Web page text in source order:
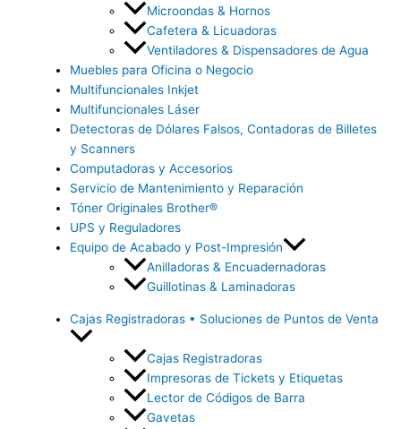
Microondas & Hornos
Cafetera & Licuadoras
Ventiladores & Dispensadores de Agua
Muebles para Oficina o Negocio
Multifuncionales Inkjet
Multifuncionales Láser
Detectoras de Dólares Falsos, Contadoras de Billetes
y Scanners
Computadoras y Accesorios
Servicio de Mantenimiento y Reparación
Tóner Originales Brother®
UPS y Reguladores
Equipo de Acabado y Post-Impresión
Anilladoras & Encuadernadoras
Guillotinas & Laminadoras
Cajas Registradoras • Soluciones de Puntos de Venta
Cajas Registradoras
Impresoras de Tickets y Etiquetas
Lector de Códigos de Barra
Gavetas